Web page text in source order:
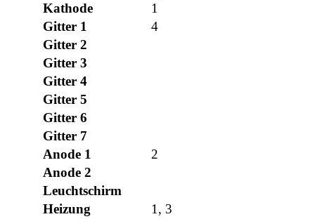
Kathode
1
Gitter 1
4
Gitter 2
Gitter 3
Gitter 4
Gitter 5
Gitter 6
Gitter 7
Anode 1
2
Anode 2
Leuchtschirm
Heizung
1, 3